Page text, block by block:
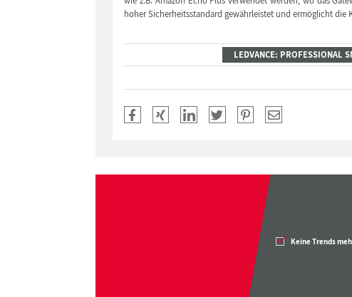
hoher Sicherheitsstandard gewährleistet und ermöglicht die
LEDVANCE: PROFESSIONAL
Keine Trends